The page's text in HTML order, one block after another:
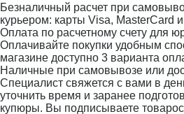
Безналичный расчет при
курьером: карты Visa, MasterCard
Оплата по расчетному счету для
Оплачивайте покупки удобным
магазине доступно 3 варианта
Наличные при самовывозе или
Специалист свяжется с вами в
уточнить время и заранее
купюры. Вы подписываете